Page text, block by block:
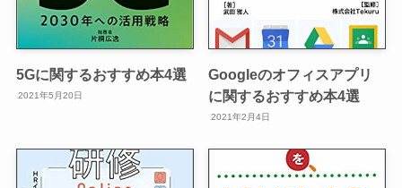
5Gに関するおすすめ本4選
2021年5月20日
Googleのオフィスアプリ
に関するおすすめ本4選
2021年2月4日